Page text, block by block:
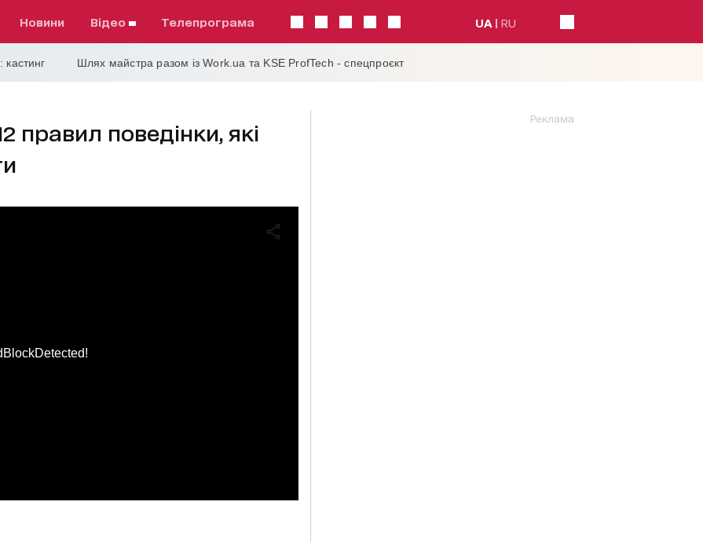
Новини відео телепрограма UA RU
кастинг Шлях майстра разом із Work.ua та KSE ProfTech - спецпроєкт
правил поведінки, які
Реклама